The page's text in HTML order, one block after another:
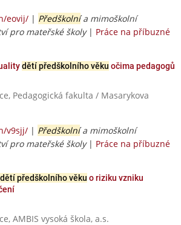
eovij/ | Předškolnía mimoškolní
pro mateřské školy| Práce na příbuzné
dětí předškolního věku očima pedagogů
Pedagogická fakulta / Masarykova
v9sjj/ | Předškolnía mimoškolní
pro mateřské školy| Práce na příbuzné
dětí předškolního věku o riziku vzniku
AMBIS vysoká škola, a.s.